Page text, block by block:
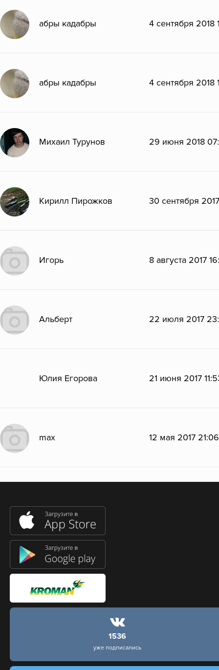
абры кадабры 4 сентября 2018
абры кадабры 4 сентября 2018
Михаил Турунов 29 июня 2018
Кирилл Пирожков 30 сентября 2017
Игорь 8 августа 2017
Альберт 22 июля 2017
Юлия Егорова 21 июня 2017
max 12 мая 2017 21:06
1536
уже подписались